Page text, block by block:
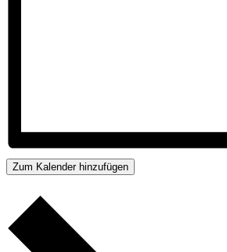
Zum Kalender hinzufügen